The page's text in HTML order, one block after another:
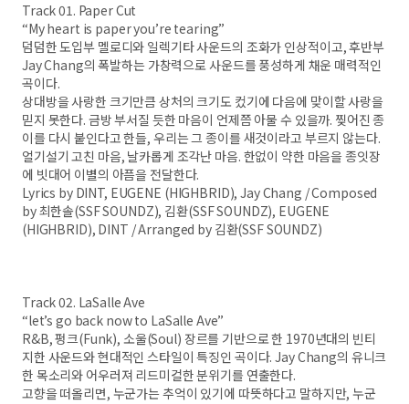
Track 01. Paper Cut
“My heart is paper you’re tearing”
덤덤한 도입부 멜로디와 일렉기타 사운드의 조화가 인상적이고, 후반부
Jay Chang의 폭발하는 가창력으로 사운드를 풍성하게 채운 매력적인
곡이다.
상대방을 사랑한 크기만큼 상처의 크기도 컸기에 다음에 맞이할 사랑을
믿지 못한다. 금방 부서질 듯한 마음이 언제쯤 아물 수 있을까. 찢어진 종
이를 다시 붙인다고 한들, 우리는 그 종이를 새것이라고 부르지 않는다.
얼기설기 고친 마음, 날카롭게 조각난 마음. 한없이 약한 마음을 종잇장
에 빗대어 이별의 아픔을 전달한다.
Lyrics by DINT, EUGENE (HIGHBRID), Jay Chang / Composed
by 최한솔(SSF SOUNDZ), 김환(SSF SOUNDZ), EUGENE
(HIGHBRID), DINT / Arranged by 김환(SSF SOUNDZ)
Track 02. LaSalle Ave
“let’s go back now to LaSalle Ave”
R&B, 펑크(Funk), 소울(Soul) 장르를 기반으로 한 1970년대의 빈티
지한 사운드와 현대적인 스타일이 특징인 곡이다. Jay Chang의 유니크
한 목소리와 어우러져 리드미컬한 분위기를 연출한다.
고향을 떠올리면, 누군가는 추억이 있기에 따뜻하다고 말하지만, 누군